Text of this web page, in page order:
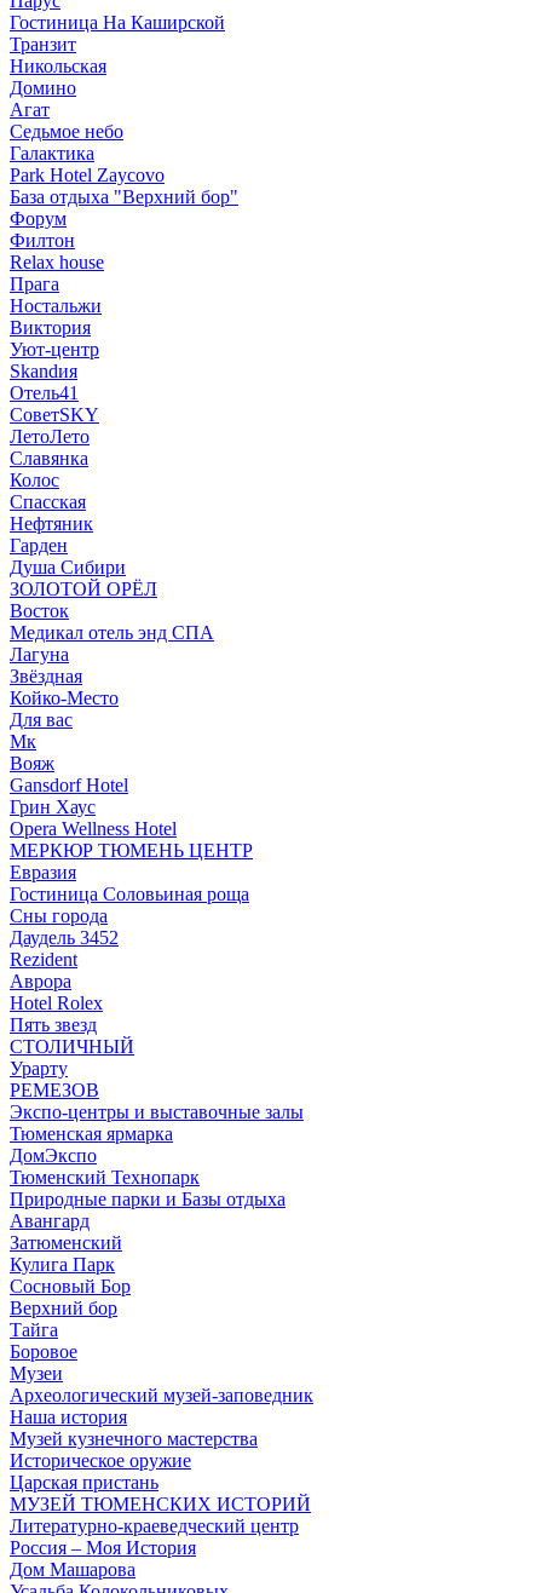
Гостиница На Каширской
Транзит
Никольская
Домино
Агат
Седьмое небо
Галактика
Park Hotel Zaycovo
База отдыха "Верхний бор"
Форум
Филтон
Relax house
Прага
Ностальжи
Виктория
Уют-центр
Skandия
Отель41
СоветSKY
ЛетоЛето
Славянка
Колос
Спасская
Нефтяник
Гарден
Душа Сибири
ЗОЛОТОЙ ОРЁЛ
Восток
Медикал отель энд СПА
Лагуна
Звёздная
Койко-Место
Для вас
Мк
Вояж
Gansdorf Hotel
Грин Хаус
Opera Wellness Hotel
МЕРКЮР ТЮМЕНЬ ЦЕНТР
Евразия
Гостиница Соловьиная роща
Сны города
Даудель 3452
Rezident
Аврора
Hotel Rolex
Пять звезд
СТОЛИЧНЫЙ
Урарту
РЕМЕЗОВ
Экспо-центры и выставочные залы
Тюменская ярмарка
ДомЭкспо
Тюменский Технопарк
Природные парки и Базы отдыха
Авангард
Затюменский
Кулига Парк
Сосновый Бор
Верхний бор
Тайга
Боровое
Музеи
Археологический музей-заповедник
Наша история
Музей кузнечного мастерства
Историческое оружие
Царская пристань
МУЗЕЙ ТЮМЕНСКИХ ИСТОРИЙ
Литературно-краеведческий центр
Россия – Моя История
Дом Машарова